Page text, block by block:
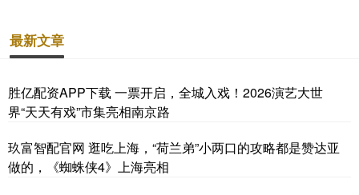
最新文章
胜亿配资APP下载 一票开启，全城入戏！2026演艺大世
界“天天有戏”市集亮相南京路
玖富智配官网 逛吃上海，“荷兰弟”小两口的攻略都是赞达亚
做的，《蜘蛛侠4》上海亮相